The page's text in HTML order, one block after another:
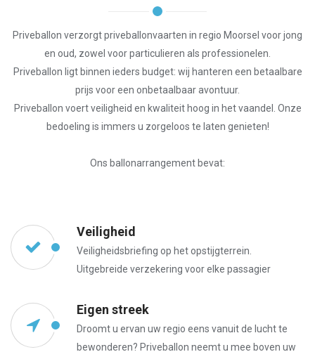
Priveballon verzorgt priveballonvaarten in regio Moorsel voor jong
en oud, zowel voor particulieren als professionelen.
Priveballon ligt binnen ieders budget: wij hanteren een betaalbare
prijs voor een onbetaalbaar avontuur.
Priveballon voert veiligheid en kwaliteit hoog in het vaandel. Onze
bedoeling is immers u zorgeloos te laten genieten!
Ons ballonarrangement bevat:
Veiligheid
Veiligheidsbriefing op het opstijgterrein.
Uitgebreide verzekering voor elke passagier
Eigen streek
Droomt u ervan uw regio eens vanuit de lucht te
bewonderen? Priveballon neemt u mee boven uw